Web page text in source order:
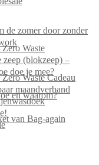
de zomer door zonder
Zero Waste
zeep (blokzeep) –
doe je mee?
Waste Cadeau
maandverband
en waarom?
van Bag-again